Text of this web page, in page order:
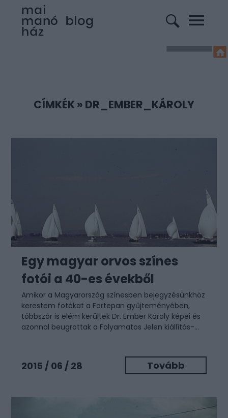
CÍMKÉK» DR_EMBER_KÁROLY
Egy magyar orvos színes
fotói a 40-es évekből
Amikor a Magyarország színesben bejegyzésünkhöz
kerestem fotókat a Fortepan gyűjteményében,
többször is elém kerültek Dr. Ember Károly képei és
azonnal beugrottak a Folyamatos Jelen kiállítás-...
2015 / 06 / 28 Tovább